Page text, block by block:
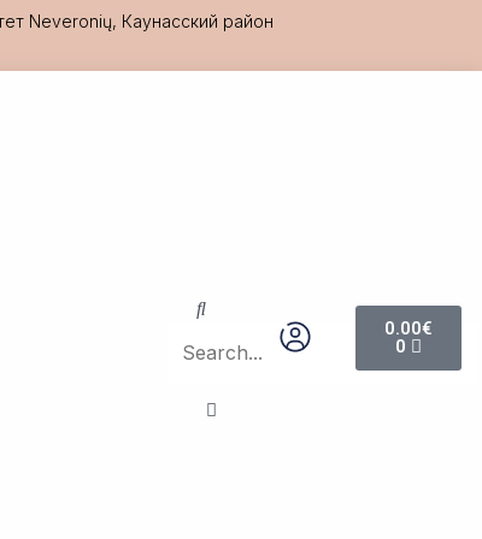
Neveronių, Каунасский район
Search
Search
Close
0.00€
0
Cart